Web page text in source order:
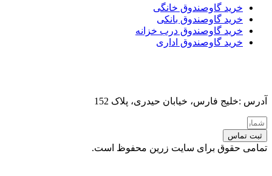
خرید گاوصندوق خانگی
خرید گاوصندوق بانکی
خرید گاوصندوق درب خزانه
خرید گاوصندوق اداری
آدرس :خلیج فارس، خیابان حیدری، پلاک 152
ثبت تماس
تمامی حقوق برای سایت زرین محفوظ است.